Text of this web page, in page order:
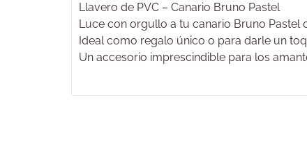
Llavero de PVC – Canario Bruno Pastel
Luce con orgullo a tu canario Bruno Pastel
Ideal como regalo único o para darle un
Un accesorio imprescindible para los